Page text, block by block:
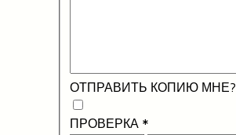
ОТПРАВИТЬ КОПИЮ МНЕ?
ПРОВЕРКА*